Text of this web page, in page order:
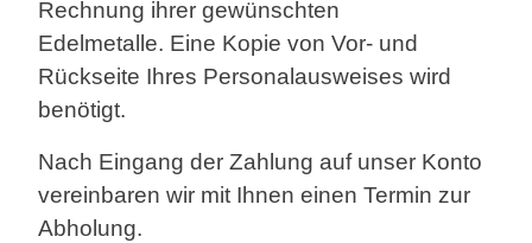
Rechnung ihrer gewünschten
Edelmetalle. Eine Kopie von Vor- und
Rückseite Ihres Personalausweises wird
benötigt.
Nach Eingang der Zahlung auf unser Konto
vereinbaren wir mit Ihnen einen Termin zur
Abholung.